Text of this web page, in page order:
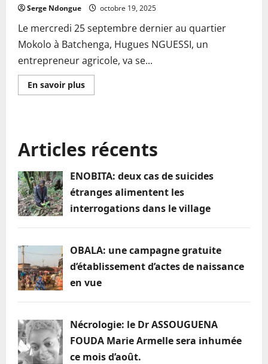
Serge Ndongue octobre 19, 2025
Le mercredi 25 septembre dernier au quartier
Mokolo à Batchenga, Hugues NGUESSI, un
entrepreneur agricole, va se...
En savoir plusEn
savoir
agriculteur
assassiné
dans
conditions
Articles récents
ENOBITA: deux cas de suicides
étranges alimentent les
interrogations dans le village
OBALA: une campagne gratuite
d’établissement d’actes de naissance
en vue
Nécrologie: le Dr ASSOUGUENA
FOUDA Marie Armelle sera inhumée
ce mois d’août.